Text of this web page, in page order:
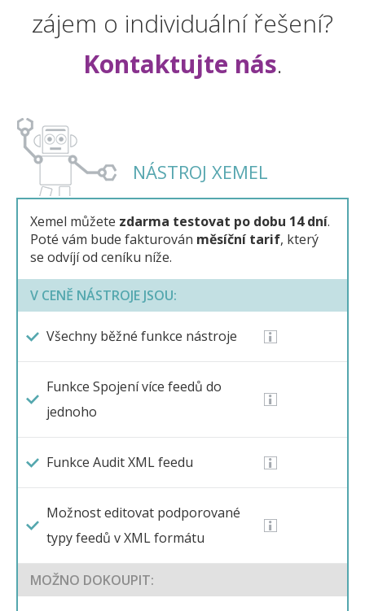
zájem o individuální řešení?
Kontaktujte nás.
NÁSTROJ XEMEL
Xemel můžete zdarma testovat po dobu 14 dní.
Poté vám bude fakturován měsíční tarif, který
se odvíjí od ceníku níže.
V CENĚ NÁSTROJE JSOU:
Všechny běžné funkce nástroje
Funkce Spojení více feedů do
jednoho
Funkce Audit XML feedu
Možnost editovat podporované
typy feedů v XML formátu
MOŽNO DOKOUPIT: